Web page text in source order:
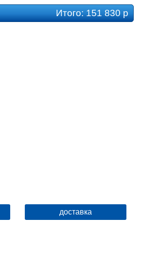
на 1 отверстие
над стир. машиной нет
Итого:151 830 р
доставка